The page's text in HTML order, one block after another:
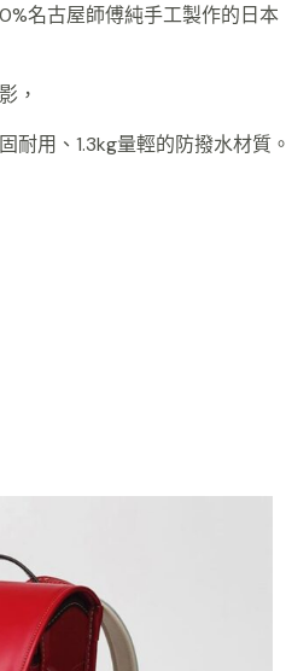
名古屋師傅純手工製作的日本
，
耐用、1.3kg量輕的防撥水材質。